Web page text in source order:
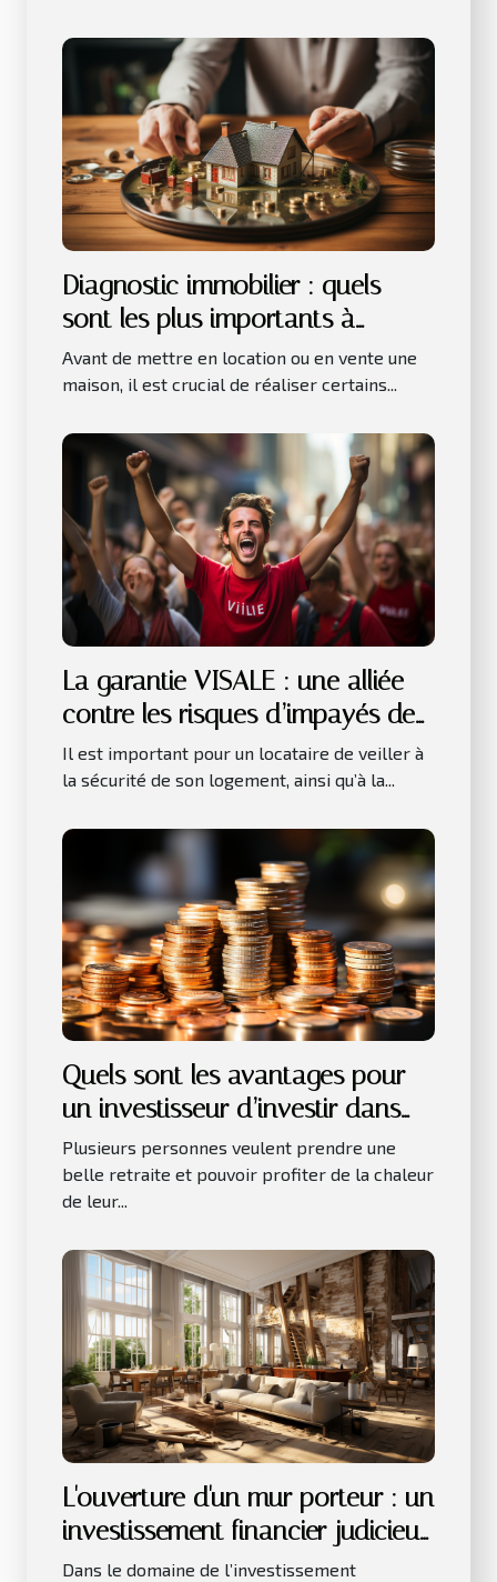
Diagnostic immobilier : quels
sont les plus importants à
réaliser avant la location ou la
vente d’une maison ?
Avant de mettre en location ou en vente une
maison, il est crucial de réaliser certains...
La garantie VISALE : une alliée
contre les risques d’impayés de
loyer
Il est important pour un locataire de veiller à
la sécurité de son logement, ainsi qu’à la...
Quels sont les avantages pour
un investisseur d’investir dans
les LMNP ?
Plusieurs personnes veulent prendre une
belle retraite et pouvoir profiter de la chaleur
de leur...
L'ouverture d'un mur porteur : un
investissement financier judicieux
pour votre bien immobilier
Dans le domaine de l’investissement